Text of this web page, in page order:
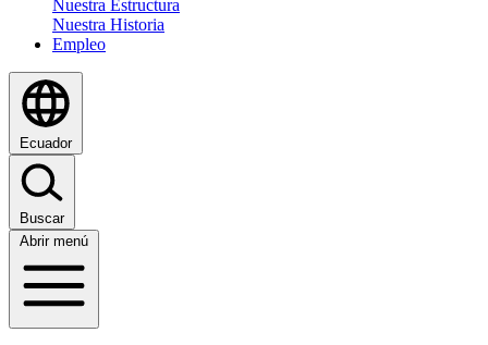
Nuestra Estructura
Nuestra Historia
Empleo
Ecuador
Buscar
Abrir menú